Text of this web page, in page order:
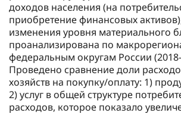
доходов населения (на
приобретение финансовых
изменения уровня материального
проанализирована по
федеральным округам России
Проведено сравнение доли
хозяйств на покупку/оплату: 1)
2) услуг в общей структуре
расходов, которое показало